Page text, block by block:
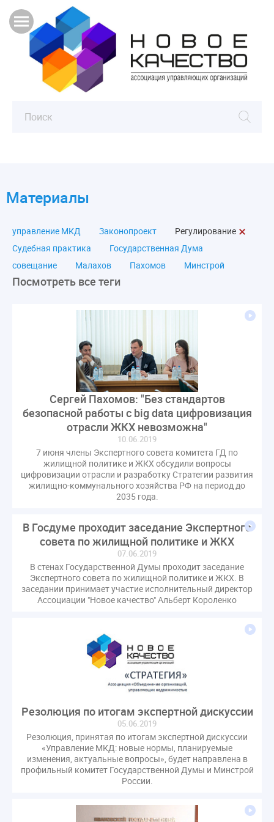
Материалы
управление МКД Законопроект
Регулирование
Судебная практика
Государственная Дума
совещание
Малахов Пахомов
Минстрой
ЛикбезЖКХ
ЖКХ
Строительная неделя
лицензирование
Экспертное мнение
капремонт Вебинар
Комитет по строительству и ЖКХ
Малахов Конференция
Обсуждение
Пени за ЖКУ
Постановление Правительства РФ
ЖКУ
Новое качество
ОСС
Правила
задолженность граждан
ГОСТ
Постановление
Правительство РФ
исполнительная надпись
ВДГО
ВКГО
Персональные данные
Приказ
Сергей Пахомов
лицензия
проверки
управляющая компания
Интервью
УК
государственная дума
лифт
обращение
общее имущество
провайдеры
проверки ЖКХ
саморегулирование
управляющие организации
Альберт Короленко
Стандарты и качество
встреча
налоговая реформа
общее собрание собственников
ответственность
перерасчет платы
тарифы
теплоснабжение
штраф
ВОК
Всероссийское совещание
ГД
Жилищная инспекция
Закон Хинштейна
Зарубежный опыт
Исследования
Казань
Общественная палата
Посмотреть все теги
Сергей Пахомов: "Без стандартов
безопасной работы с big data цифровизация
отрасли ЖКХ невозможна"
10.06.2019
7 июня члены Экспертного совета комитета ГД по
жилищной политике и ЖКХ обсудили вопросы
цифровизации отрасли и разработку Стратегии развития
жилищно-коммунального хозяйства РФ на период до
2035 года.
В Госдуме проходит заседание Экспертного
совета по жилищной политике и ЖКХ
07.06.2019
В стенах Государственной Думы проходит заседание
Экспертного совета по жилищной политике и ЖКХ. В
заседании принимает участие исполнительный директор
Ассоциации "Новое качество" Альберт Короленко
Резолюция по итогам экспертной дискуссии
05.06.2019
Резолюция, принятая по итогам экспертной дискуссии
«Управление МКД: новые нормы, планируемые
изменения, актуальные вопросы», будет направлена в
профильный комитет Государственной Думы и Минстрой
России.